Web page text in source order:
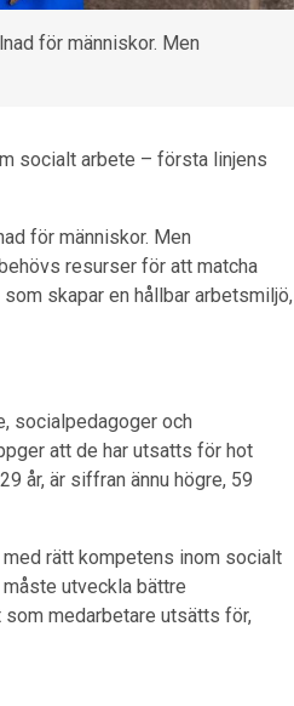
för människor. Men
socialt arbete – första linjens
för människor. Men
resurser för att matcha
skapar en hållbar arbetsmiljö,
socialpedagoger och
att de har utsatts för hot
år, är siffran ännu högre, 59
rätt kompetens inom socialt
utveckla bättre
medarbetare utsätts för,